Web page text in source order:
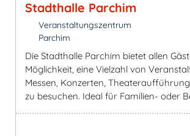
Stadthalle Parchim
Veranstaltungszentrum
Parchim
Die Stadthalle Parchim bietet allen
Möglichkeit, eine Vielzahl von
Messen, Konzerten,
zu besuchen. Ideal für Familien- oder